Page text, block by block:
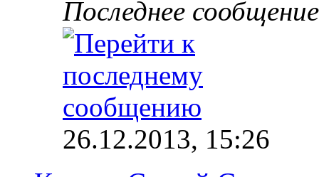
Последнее
26.12.2013, 15:26